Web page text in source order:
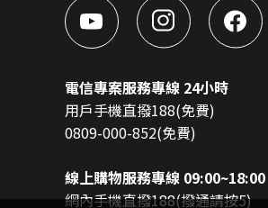
電信專案服務專線 24小時
用戶手機直撥188(免費)
0809-000-852(免費)
線上購物服務專線 09:00~18:00
網內手機直撥188(撥通請按5)